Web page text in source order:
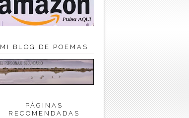
MI BLOG DE POEMAS
PÁGINAS
RECOMENDADAS